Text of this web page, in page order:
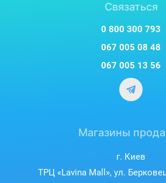
Связаться
0 800 300 793
067 005 08 48
067 005 13 56
Магазины
г. Киев
ТРЦ «Lavina Mall», ул.